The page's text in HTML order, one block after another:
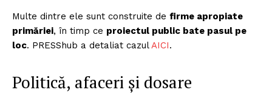
Multe dintre ele sunt construite de firme apropiate
primăriei, în timp ce proiectul public bate pasul pe
loc. PRESShub a detaliat cazulAICI.
Politică, afaceri și dosare